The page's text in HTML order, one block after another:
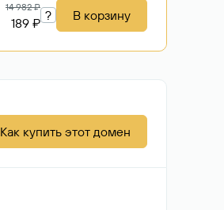
14 982 ₽
189 ₽ ? В корзину
Как купить этот домен